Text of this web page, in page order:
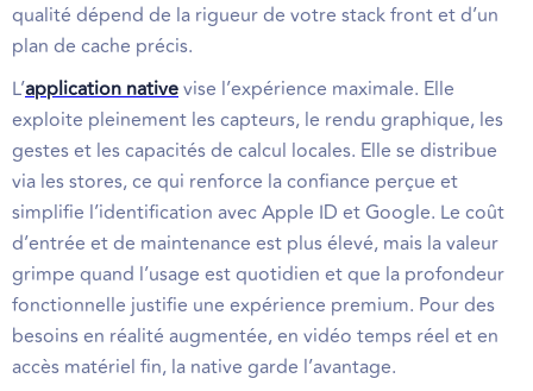
qualité dépend de la rigueur de votre stack front et d’un
plan de cache précis.
L’application nativevise l’expérience maximale. Elle
exploite pleinement les capteurs, le rendu graphique, les
gestes et les capacités de calcul locales. Elle se distribue
via les stores, ce qui renforce la confiance perçue et
simplifie l’identification avec Apple ID et Google. Le coût
d’entrée et de maintenance est plus élevé, mais la valeur
grimpe quand l’usage est quotidien et que la profondeur
fonctionnelle justifie une expérience premium. Pour des
besoins en réalité augmentée, en vidéo temps réel et en
accès matériel fin, la native garde l’avantage.